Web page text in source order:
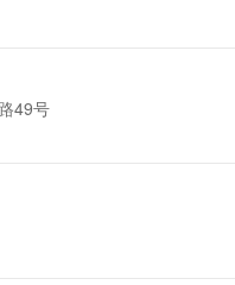
49号